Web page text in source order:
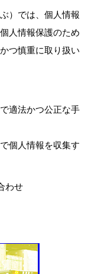
）では、個人情報
人情報保護のため
つ慎重に取り扱い
適法かつ公正な手
個人情報を収集す
わせ